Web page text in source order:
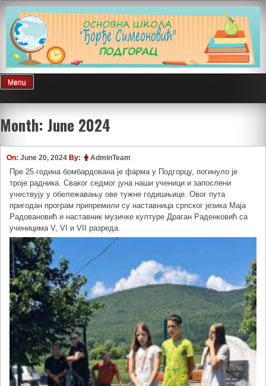
Skip
content
Menu
Month: June 2024
On: June 20, 2024 By: AdminTeam
Пре 25 година бомбардована је фарма у Подгорцу, погинуло је
троје радника. Сваког седмог јуна наши ученици и запослени
учествују у обележавању ове тужне годишњице. Овог пута
пригодан програм припремили су наставница српског језика Маја
Радовановић и наставник музичке културе Драган Раденковић са
ученицима V, VI и VII разреда.